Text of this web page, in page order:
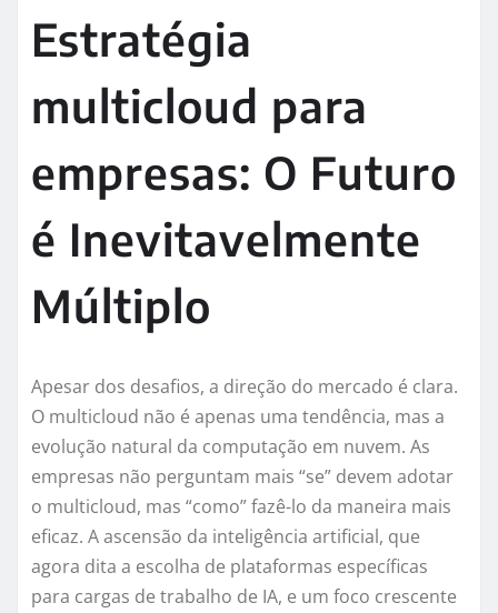
Estratégia
multicloud para
empresas: O Futuro
é Inevitavelmente
Múltiplo
Apesar dos desafios, a direção do mercado é clara.
O multicloud não é apenas uma tendência, mas a
evolução natural da computação em nuvem. As
empresas não perguntam mais “se” devem adotar
o multicloud, mas “como” fazê-lo da maneira mais
eficaz. A ascensão da inteligência artificial, que
agora dita a escolha de plataformas específicas
para cargas de trabalho de IA, e um foco crescente